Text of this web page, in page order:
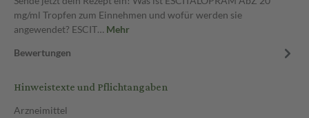
mg/ml Tropfen zum Einnehmen und wofür werden sie
angewendet? ESCIT… Mehr
Bewertungen
Hinweistexte und Pflichtangaben
Arzneimittel